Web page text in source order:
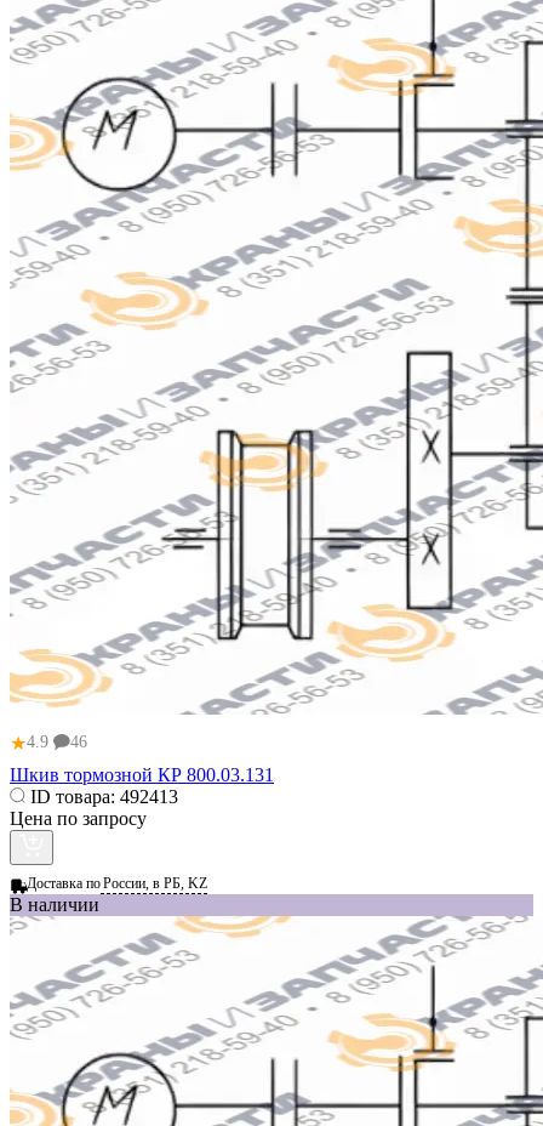
★4.9 46
Шкив тормозной КР 800.03.131
ID товара: 492413
Цена по запросу
Доставка поРоссии, в РБ, KZ
В наличии